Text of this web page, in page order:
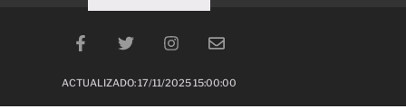
ACTUALIZADO: 17/11/2025 15:00:00